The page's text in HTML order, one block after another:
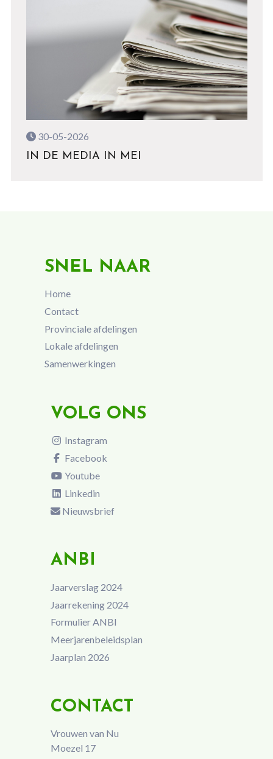
30-05-2026
IN DE MEDIA IN MEI
SNEL NAAR
Home
Contact
Provinciale afdelingen
Lokale afdelingen
Samenwerkingen
VOLG ONS
Instagram
Facebook
Youtube
Linkedin
Nieuwsbrief
ANBI
Jaarverslag 2024
Jaarrekening 2024
Formulier ANBI
Meerjarenbeleidsplan
Jaarplan 2026
CONTACT
Vrouwen van Nu
Moezel 17